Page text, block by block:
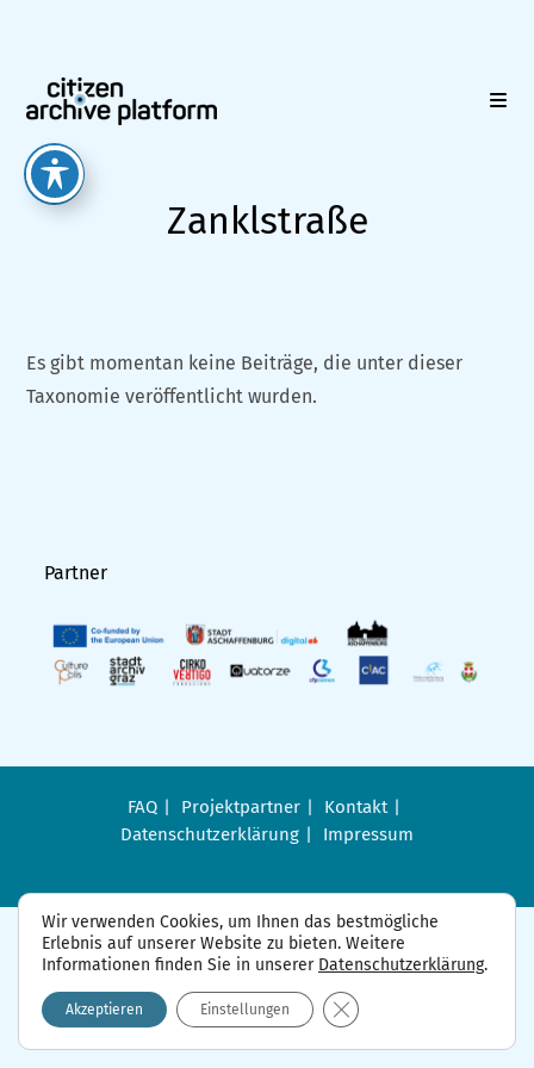
springen
Zanklstraße
Es gibt momentan keine Beiträge, die unter dieser
Taxonomie veröffentlicht wurden.
Partner
FAQ Projektpartner
Kontakt
Datenschutzerklärung
Impressum
Wir verwenden Cookies, um Ihnen das bestmögliche
Erlebnis auf unserer Website zu bieten. Weitere
Informationen finden Sie in unserer Datenschutzerklärung.
Akzeptieren Einstellungen GDPR Cookie-Banner